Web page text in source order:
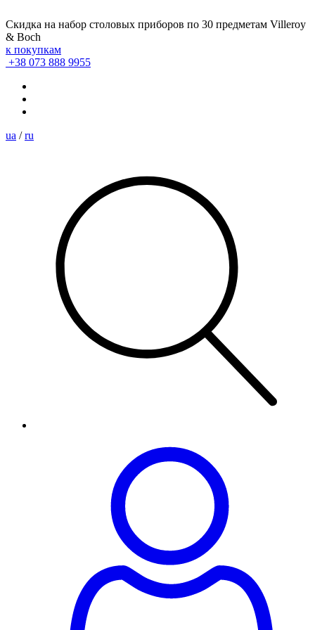
Скидка на набор столовых приборов по 30 предметам Villeroy
& Boch
к покупкам
+38 073 888 9955
ua / ru